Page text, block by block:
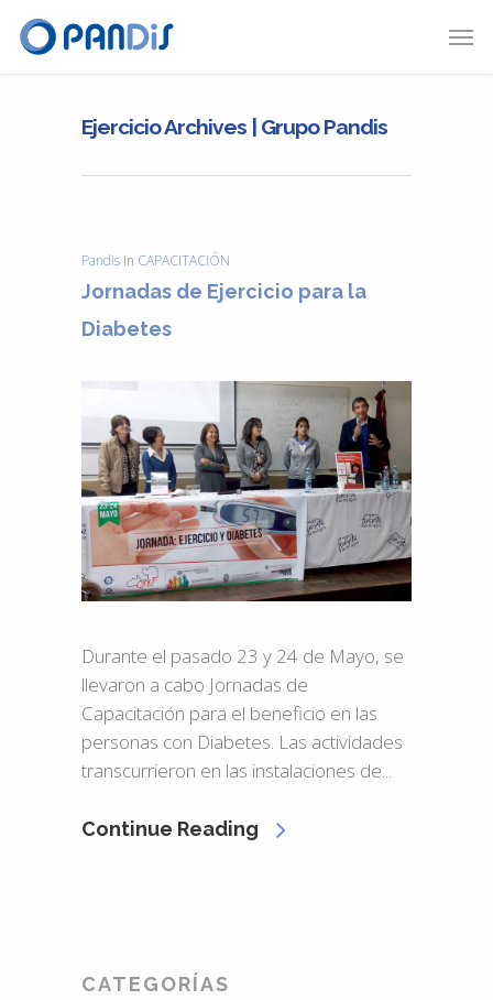
Ejercicio Archives | Grupo Pandis
Pandis In CAPACITACIÓN
Jornadas de Ejercicio para la
Diabetes
Durante el pasado 23 y 24 de Mayo, se
llevaron a cabo Jornadas de
Capacitación para el beneficio en las
personas con Diabetes. Las actividades
transcurrieron en las instalaciones de...
Continue Reading
CATEGORÍAS